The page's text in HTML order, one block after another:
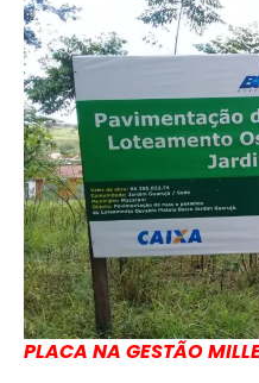
PLACA NA GESTÃO